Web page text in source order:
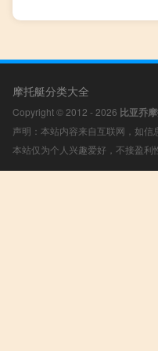
摩托艇分类大全
Copyright © 2012 - 2026 比亚乔
声明：本站内容来自互联网，如
本站仅为个人兴趣爱好，不接盈利